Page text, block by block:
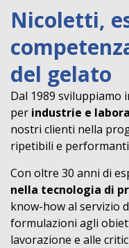
Nicoletti,
del gelato
Dal 1989
per industrie e
nostri clienti nella
ripetibili e
Con oltre 30 anni di
nella tecnologia di
know-how al servizio
formulazioni agli
lavorazione e alle